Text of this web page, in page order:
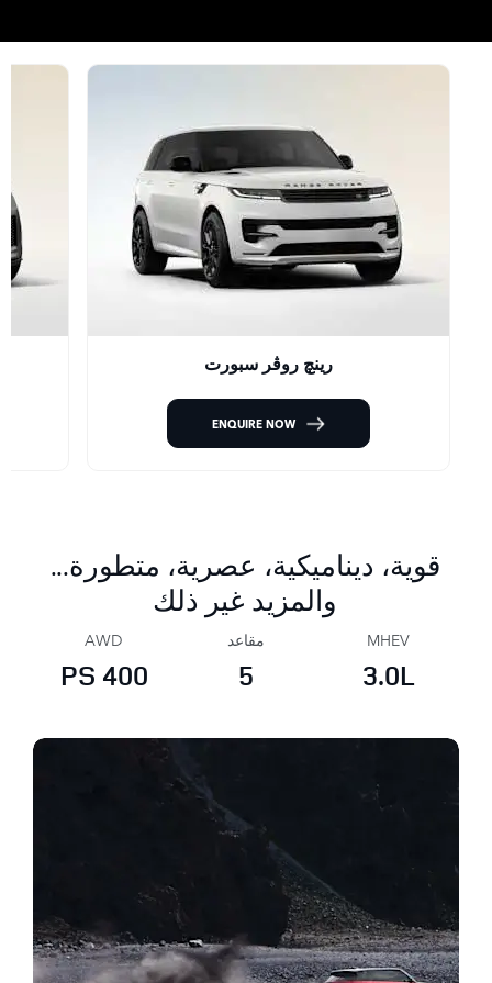
رينچ روڤر سبورت
ENQUIRE NOW
قوية، ديناميكية، عصرية، متطورة...
والمزيد غير ذلك
MHEV
3.0L
مقاعد
5
AWD
400 PS